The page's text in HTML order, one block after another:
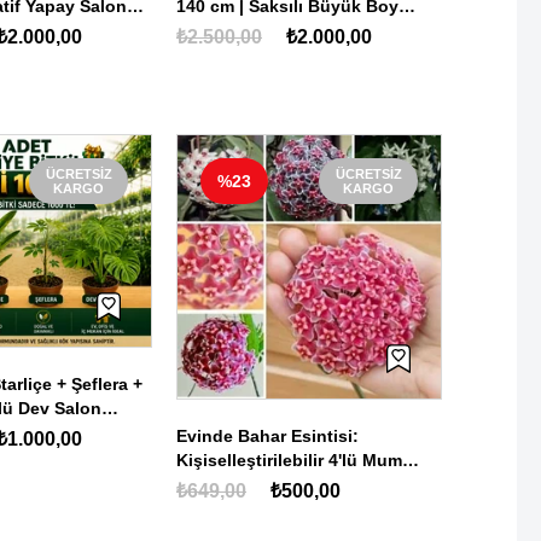
Yapay Salon
140 cm | Saksılı Büyük Boy
Dekoratif Salon Bitkisi
₺2.000,00
₺2.500,00
ÜCRETSIZ
KARGO
🌿 Premium Kauçuk Bitkisi
(Ficus Elastica) 70-90 cm –
Büyük Yapraklı Salon Bitkisi
₺500,00
₺599,00
ÜCRETSIZ
KARGO
%17